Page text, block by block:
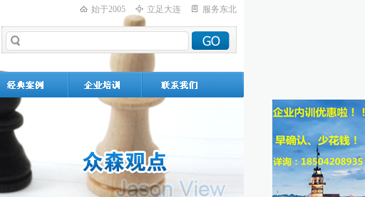
始于2005 立足大连 服务东北